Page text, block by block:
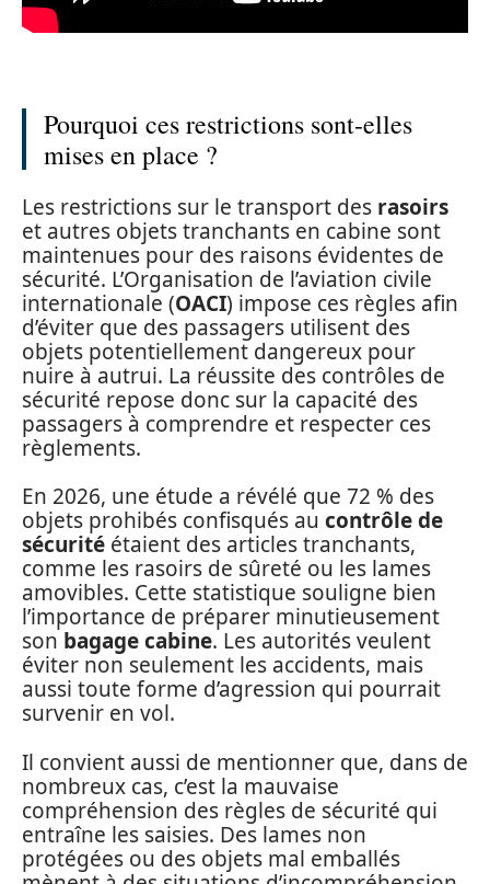
Pourquoi ces restrictions sont-elles
mises en place ?
Les restrictions sur le transport des rasoirs
et autres objets tranchants en cabine sont
maintenues pour des raisons évidentes de
sécurité. L’Organisation de l’aviation civile
internationale (OACI) impose ces règles afin
d’éviter que des passagers utilisent des
objets potentiellement dangereux pour
nuire à autrui. La réussite des contrôles de
sécurité repose donc sur la capacité des
passagers à comprendre et respecter ces
règlements.
En 2026, une étude a révélé que 72 % des
objets prohibés confisqués au contrôle de
sécurité étaient des articles tranchants,
comme les rasoirs de sûreté ou les lames
amovibles. Cette statistique souligne bien
l’importance de préparer minutieusement
son bagage cabine. Les autorités veulent
éviter non seulement les accidents, mais
aussi toute forme d’agression qui pourrait
survenir en vol.
Il convient aussi de mentionner que, dans de
nombreux cas, c’est la mauvaise
compréhension des règles de sécurité qui
entraîne les saisies. Des lames non
protégées ou des objets mal emballés